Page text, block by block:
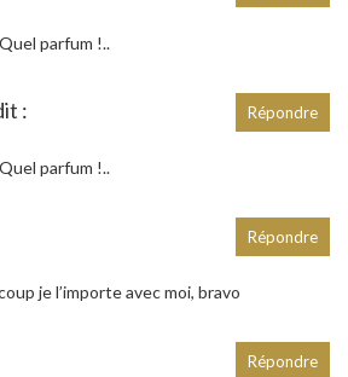
parfum !..
:
parfum !..
Répondre
je l’importe avec moi, bravo
Répondre
Répondre